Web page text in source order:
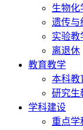
生物化
遗传与
实验教
离退休
教育教学
本科教
研究生
学科建设
重点学